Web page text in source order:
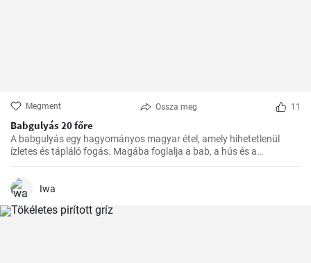
Megment Ossza meg 11
Babgulyás 20 főre
A babgulyás egy hagyományos magyar étel, amely hihetetlenül
ízletes és tápláló fogás. Magába foglalja a bab, a hús és a
zöldségek ízletes kombinációját. Egy tökéletes étel a hideg téli
napokon vagy egy nagy társasági összejövetelre, ugyanakkor
egyszerűen főzni is lehet. Ennek a receptnek segítségével 20 főre
Iwa